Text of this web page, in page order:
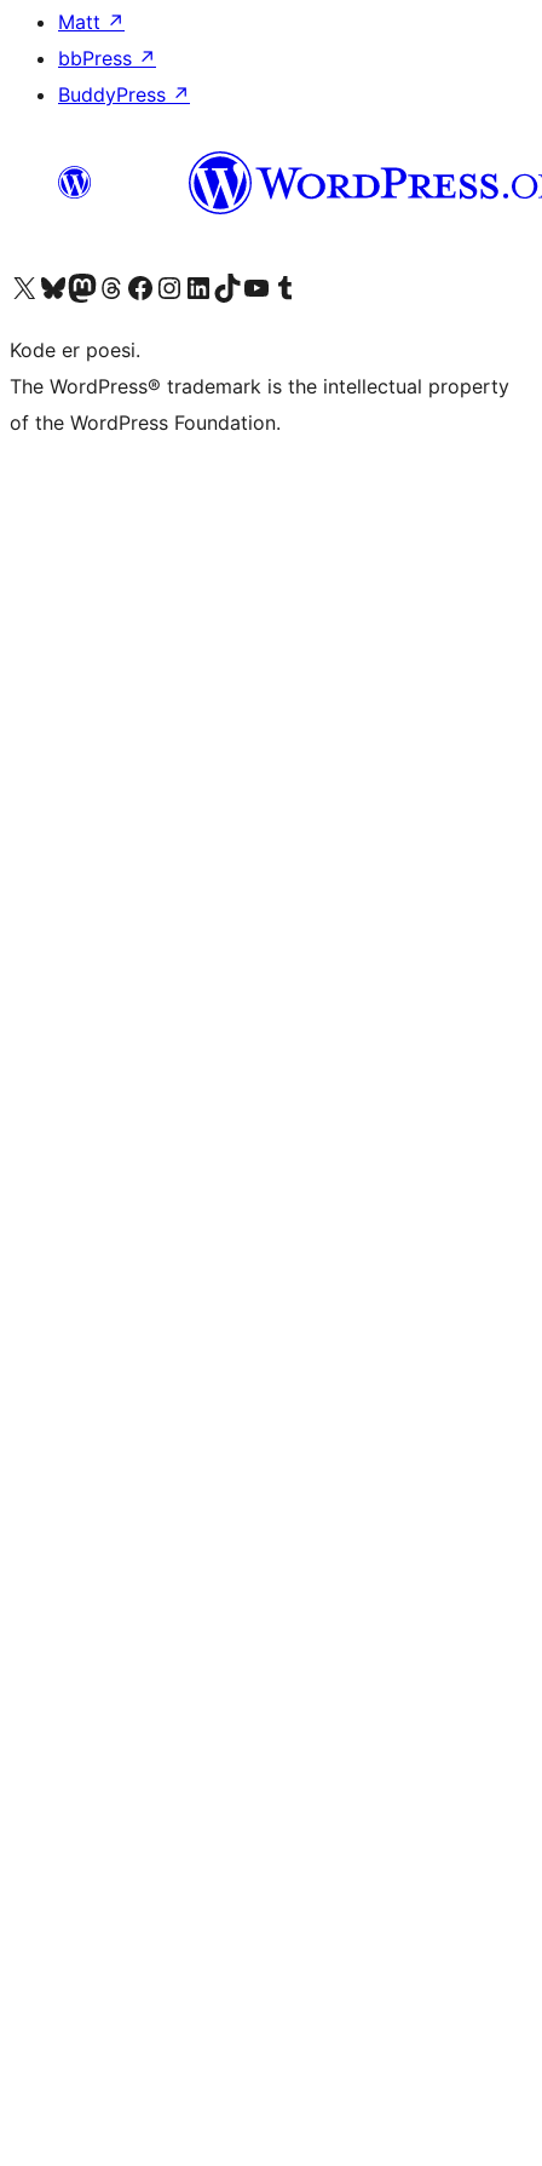
Matt ↗
bbPress ↗
BuddyPress ↗
Besøg vores X (tidligere Twitter) konto
Besøg vores Bluesky-konto
Besøg vores Mastodon konto
Besøg vores Threads-konto
Besøg vores Facebook sideBesøg vores Instagram konto
Besøg vores LinkedIn konto
Besøg vores TikTok-konto
Besøg vores YouTube-kanalBesøg vores Tumblr-konto
Kode er poesi.
The WordPress® trademark is the intellectual property
of the WordPress Foundation.